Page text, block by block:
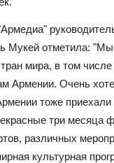
Мукей отметила:
мира, в том числе
Армении. Очень
тоже
три месяца
различных
культурная